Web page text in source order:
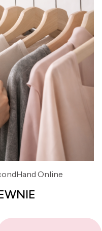
Online